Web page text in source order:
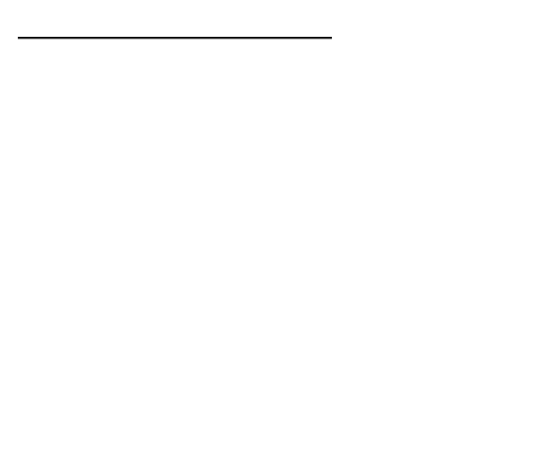
———————————